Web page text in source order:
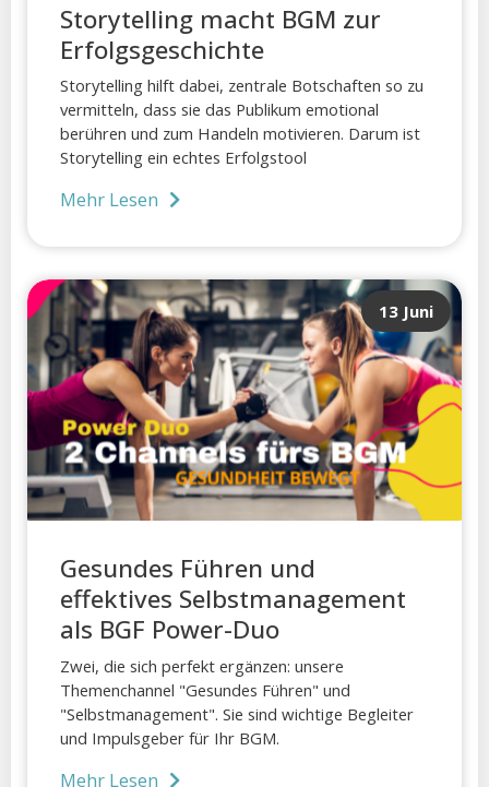
Storytelling macht BGM zur
Erfolgsgeschichte
Storytelling hilft dabei, zentrale Botschaften so zu
vermitteln, dass sie das Publikum emotional
berühren und zum Handeln motivieren. Darum ist
Storytelling ein echtes Erfolgstool
Mehr Lesen
13 Juni
Gesundes Führen und
effektives Selbstmanagement
als BGF Power-Duo
Zwei, die sich perfekt ergänzen: unsere
Themenchannel "Gesundes Führen" und
"Selbstmanagement". Sie sind wichtige Begleiter
und Impulsgeber für Ihr BGM.
Mehr Lesen